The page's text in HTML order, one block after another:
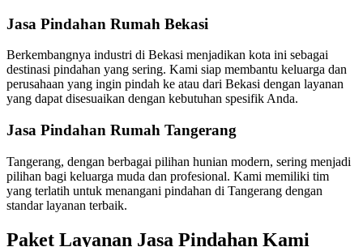
Jasa Pindahan Rumah Bekasi
Berkembangnya industri di Bekasi menjadikan kota ini sebagai
destinasi pindahan yang sering. Kami siap membantu keluarga dan
perusahaan yang ingin pindah ke atau dari Bekasi dengan layanan
yang dapat disesuaikan dengan kebutuhan spesifik Anda.
Jasa Pindahan Rumah Tangerang
Tangerang, dengan berbagai pilihan hunian modern, sering menjadi
pilihan bagi keluarga muda dan profesional. Kami memiliki tim
yang terlatih untuk menangani pindahan di Tangerang dengan
standar layanan terbaik.
Paket Layanan Jasa Pindahan Kami